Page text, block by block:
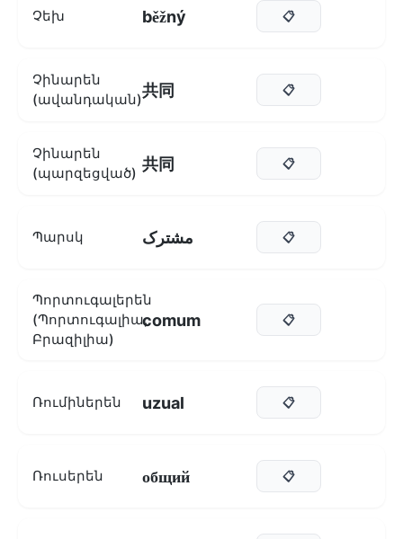
Չեխ běžný 📋
Չինարեն
(ավանդական)共同 📋
Չինարեն
(պարզեցված) 共同 📋
Պարսկ مشترک 📋
Պորտուգալերեն
(Պորտուգալիա,
Բրազիլիա)
comum 📋
Ռումիներեն uzual 📋
Ռուսերեն общий 📋